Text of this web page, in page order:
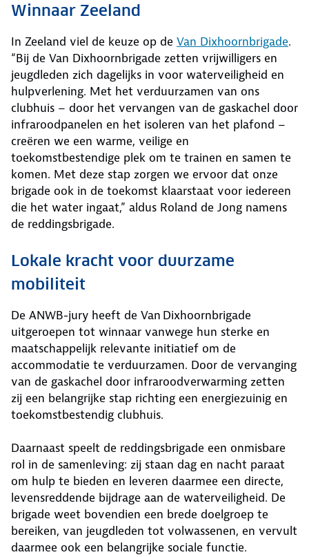
Winnaar Zeeland
In Zeeland viel de keuze op de Van Dixhoornbrigade.
“Bij de Van Dixhoornbrigade zetten vrijwilligers en
jeugdleden zich dagelijks in voor waterveiligheid en
hulpverlening. Met het verduurzamen van ons
clubhuis – door het vervangen van de gaskachel door
infraroodpanelen en het isoleren van het plafond –
creëren we een warme, veilige en
toekomstbestendige plek om te trainen en samen te
komen. Met deze stap zorgen we ervoor dat onze
brigade ook in de toekomst klaarstaat voor iedereen
die het water ingaat,” aldus Roland de Jong namens
de reddingsbrigade.
Lokale kracht voor duurzame
mobiliteit
De ANWB-jury heeft de Van Dixhoornbrigade
uitgeroepen tot winnaar vanwege hun sterke en
maatschappelijk relevante initiatief om de
accommodatie te verduurzamen. Door de vervanging
van de gaskachel door infraroodverwarming zetten
zij een belangrijke stap richting een energiezuinig en
toekomstbestendig clubhuis.
Daarnaast speelt de reddingsbrigade een onmisbare
rol in de samenleving: zij staan dag en nacht paraat
om hulp te bieden en leveren daarmee een directe,
levensreddende bijdrage aan de waterveiligheid. De
brigade weet bovendien een brede doelgroep te
bereiken, van jeugdleden tot volwassenen, en vervult
daarmee ook een belangrijke sociale functie.